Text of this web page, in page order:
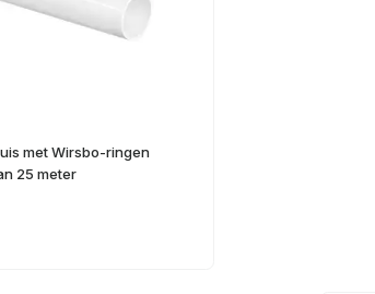
met Wirsbo-ringen
25 meter